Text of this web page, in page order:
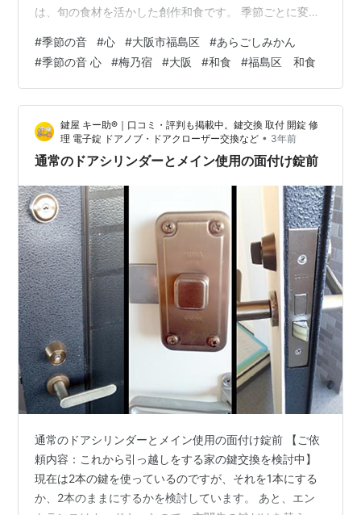
は、旬の食材を活かした創作和食です。 季節ごとに変わ
使用しており、目で見て、舌で感じることができる料理
の芸術作品と言えます。 どの季節でも、旬の食材を大切
に扱い、独自のアイデアで味わい深い料理に仕上げられ
ています。 「季節の音 心」では、料理だけでなく、お店
の雰囲気も大切にされている感じがします。 落ち着いた
和の空間で、日本の美意識が感じられ…
#季節の音 #心 #大阪市福島区 #あらごしみかん
#季節の音 心 #梅乃宿 #大阪 #和食 #福島区 和食
鍵屋 キー助®｜口コミ・評判も掲載中。鍵交換 取付 開錠 修
理 電子錠 ドアノブ・ドアクローザー交換など • 3年前
通常のドアシリンダーとメイン使用の面付け錠前
通常のドアシリンダーとメイン使用の面付け錠前 【ご依
頼内容：これから引っ越しをする家の鍵交換を検討中】
現在は2本の鍵を使っているのですが、それを1本にする
か、2本のままにするかを検討しています。 あと、エン